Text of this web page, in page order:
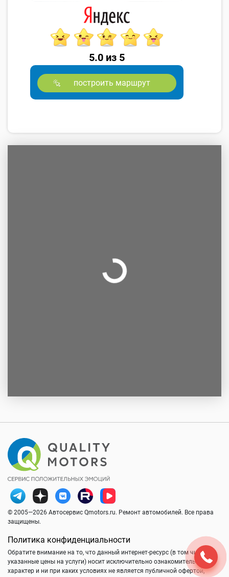
5.0 из 5
построить маршрут
© 2005—2026 Автосервис Qmotors.ru. Ремонт автомобилей. Все права
защищены.
Политика конфиденциальности
Обратите внимание на то, что данный интернет-ресурс (в том числе
указанные цены на услуги) носит исключительно ознакомительный
характер и ни при каких условиях не является публичной офертой,